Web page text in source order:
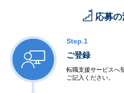
応募の
Step.1
ご登録
転職支援サービスへ
ご記入ください。